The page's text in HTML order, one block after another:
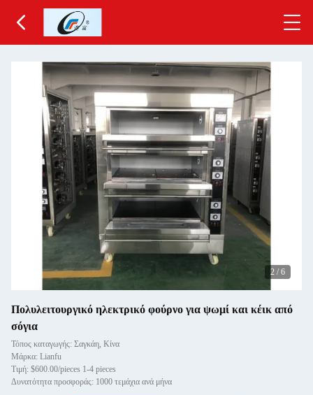
2 / 6
Πολυλειτουργικό ηλεκτρικό φούρνο για ψωμί και κέικ από
σόγια
Τόπος καταγωγής: Σαγκάη, Κίνα
Μάρκα: Lianfu
Τιμή: $600.00/pieces 1-4 pieces
Δυνατότητα προσφοράς: 1000 τεμάχια ανά μήνα